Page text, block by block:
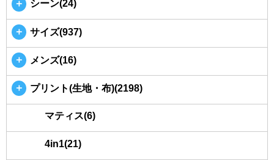
＋ シーン(24)
＋ サイズ(937)
＋ メンズ(16)
＋ プリント(生地・布)(2198)
マティス(6)
4in1(21)